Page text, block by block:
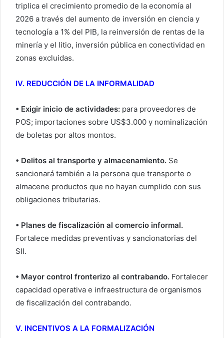
triplica el crecimiento promedio de la economía al
2026 a través del aumento de inversión en ciencia y
tecnología a 1% del PIB, la reinversión de rentas de la
minería y el litio, inversión pública en conectividad en
zonas excluidas.
IV. REDUCCIÓN DE LA INFORMALIDAD
• Exigir inicio de actividades: para proveedores de
POS; importaciones sobre US$3.000 y nominalización
de boletas por altos montos.
• Delitos al transporte y almacenamiento. Se
sancionará también a la persona que transporte o
almacene productos que no hayan cumplido con sus
obligaciones tributarias.
• Planes de fiscalización al comercio informal.
Fortalece medidas preventivas y sancionatorias del
SII.
• Mayor control fronterizo al contrabando. Fortalecer
capacidad operativa e infraestructura de organismos
de fiscalización del contrabando.
V. INCENTIVOS A LA FORMALIZACIÓN